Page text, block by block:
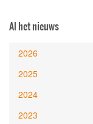
Al het nieuws
2026
2025
2024
2023